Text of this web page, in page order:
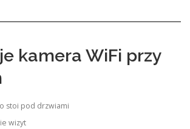
kamera WiFi przy
stoi pod drzwiami
wizyt